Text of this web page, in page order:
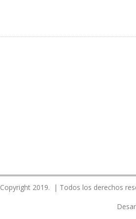
Copyright 2019. | Todos los derechos